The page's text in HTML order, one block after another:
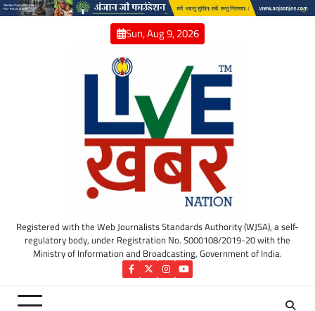
Skip
Sun, Aug 9, 2026
Registered with the Web Journalists Standards Authority (WJSA), a self-
regulatory body, under Registration No. S000108/2019-20 with the
Ministry of Information and Broadcasting, Government of India.
Facebook
TwitterInstagram
YouTube